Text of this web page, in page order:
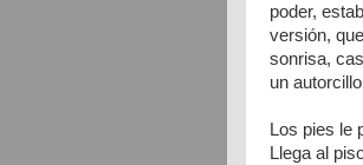
poder,
versión,
sonrisa,
un
Los pies le
Llega al